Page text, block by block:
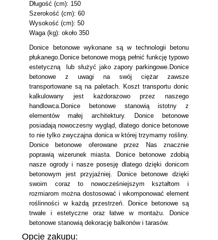
Długość (cm): 150
Szerokość (cm): 60
Wysokość (cm): 50
Waga (kg): około 350
Donice betonowe wykonane są w technologii betonu
płukanego.Donice betonowe mogą pełnić funkcję typowo
estetyczną lub służyć jako zapory parkingowe.Donice
betonowe z uwagi na swój ciężar zawsze
transportowane są na paletach. Koszt transportu donic
kalkulowany jest każdorazowo przez naszego
handlowca.Donice betonowe stanowią istotny z
elementów małej architektury. Donice betonowe
posiadają nowoczesny wygląd, dlatego donice betonowe
to nie tylko zwyczajna donica w której trzymamy rośliny.
Donice betonowe oferowane przez Nas znacznie
poprawią wizerunek miasta. Donice betonowe zdobią
nasze ogrody i nasze posesję dlatego dzięki donicom
betonowym jest przyjaźniej. Donice betonowe dzięki
swoim coraz to nowocześniejszym kształtom i
rozmiarom można dostosować i wkomponować element
roślinności w każdą przestrzeń. Donice betonowe są
trwałe i estetyczne oraz łatwe w montażu. Donice
betonowe stanowią dekorację balkonów i tarasów.
Opcje zakupu: